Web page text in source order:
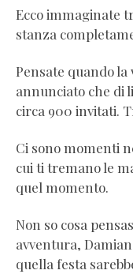
Ecco immaginate
stanza
Pensate quando
annunciato che di
circa 900 invitati.
Ci sono momenti
cui ti tremano le
quel momento.
Non so cosa
avventura,
quella festa